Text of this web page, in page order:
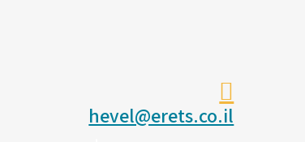
hevel@erets.co.il